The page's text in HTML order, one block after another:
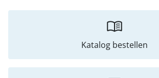
Katalog bestellen